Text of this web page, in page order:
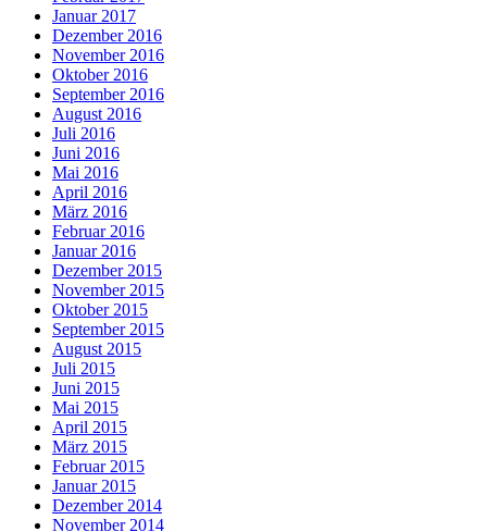
Januar 2017
Dezember 2016
November 2016
Oktober 2016
September 2016
August 2016
Juli 2016
Juni 2016
Mai 2016
April 2016
März 2016
Februar 2016
Januar 2016
Dezember 2015
November 2015
Oktober 2015
September 2015
August 2015
Juli 2015
Juni 2015
Mai 2015
April 2015
März 2015
Februar 2015
Januar 2015
Dezember 2014
November 2014